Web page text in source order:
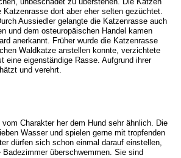
dort aber eher selten gezüchtet.
Aussiedler gelangte die Katzenrasse auch
und dem osteuropäischen Handel kamen
anerkannt. Früher wurde die Katzenrasse
Waldkatze anstellen konnte, verzichtete
eine eigenständige Rasse. Aufgrund ihrer
und verehrt.
Charakter her dem Hund sehr ähnlich. Die
Wasser und spielen gerne mit tropfenden
dürfen sich schon einmal darauf einstellen,
überschwemmen. Sie sind